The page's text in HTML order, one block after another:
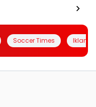
Soccer Times Iklanin